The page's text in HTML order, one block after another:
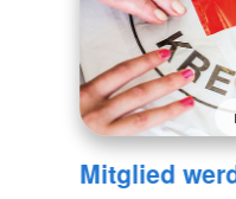
Mitglied